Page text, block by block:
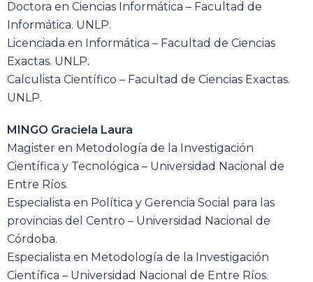
Doctora en Ciencias Informática – Facultad de
Informática. UNLP.
Licenciada en Informática – Facultad de Ciencias
Exactas. UNLP.
Calculista Científico – Facultad de Ciencias Exactas.
UNLP.
MINGO Graciela Laura
Magister en Metodología de la Investigación
Científica y Tecnológica – Universidad Nacional de
Entre Ríos.
Especialista en Política y Gerencia Social para las
provincias del Centro – Universidad Nacional de
Córdoba.
Especialista en Metodología de la Investigación
Científica – Universidad Nacional de Entre Ríos.